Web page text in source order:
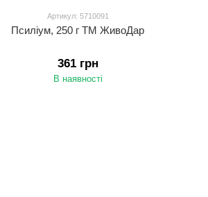
Артикул: 5710091
Псиліум, 250 г ТМ ЖивоДар
361 грн
В наявності